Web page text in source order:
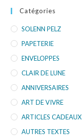
Catégories
SOLENN PELZ
PAPETERIE
ENVELOPPES
CLAIR DE LUNE
ANNIVERSAIRES
ART DE VIVRE
ARTICLES CADEAUX
AUTRES TEXTES